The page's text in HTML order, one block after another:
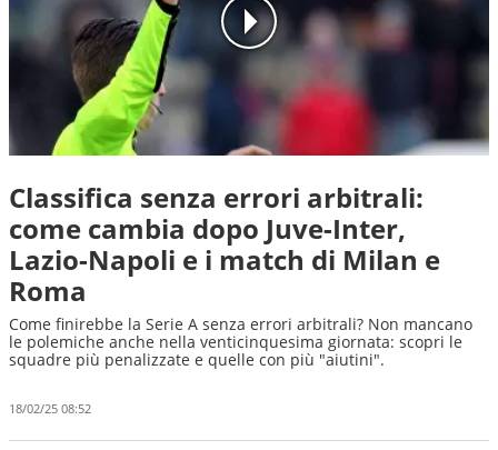
Classifica senza errori arbitrali:
come cambia dopo Juve-Inter,
Lazio-Napoli e i match di Milan e
Roma
Come finirebbe la Serie A senza errori arbitrali? Non mancano
le polemiche anche nella venticinquesima giornata: scopri le
squadre più penalizzate e quelle con più "aiutini".
18/02/25 08:52